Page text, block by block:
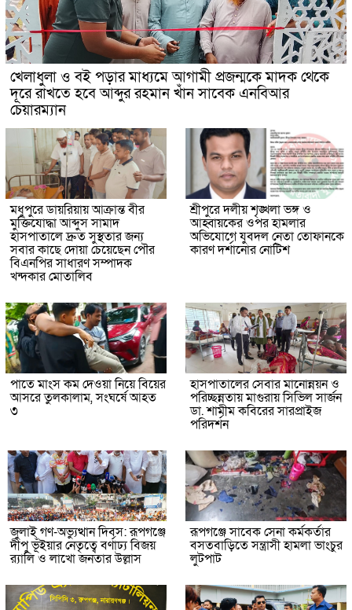
খেলাধুলা ও বই পড়ার মাধ্যমে আগামী প্রজন্মকে মাদক থেকে
দূরে রাখতে হবে আব্দুর রহমান খাঁন সাবেক এনবিআর
চেয়ারম্যান
মধুপুরে ডায়রিয়ায় আক্রান্ত বীর
মুক্তিযোদ্ধা আব্দুস সামাদ
হাসপাতালে দ্রুত সুস্থতার জন্য
সবার কাছে দোয়া চেয়েছেন পৌর
বিএনপির সাধারণ সম্পাদক
খন্দকার মোতালিব
শ্রীপুরে দলীয় শৃঙ্খলা ভঙ্গ ও
আহ্বায়কের ওপর হামলার
অভিযোগে যুবদল নেতা তোফানকে
কারণ দর্শানোর নোটিশ
পাতে মাংস কম দেওয়া নিয়ে বিয়ের
আসরে তুলকালাম, সংঘর্ষে আহত
৩
হাসপাতালের সেবার মানোন্নয়ন ও
পরিচ্ছন্নতায় মাগুরায় সিভিল সার্জন
ডা. শামীম কবিরের সারপ্রাইজ
পরিদর্শন
জুলাই গণ-অভ্যুত্থান দিবস: রূপগঞ্জে
দীপু ভূঁইয়ার নেতৃত্বে বর্ণাঢ্য বিজয়
র‌্যালি ও লাখো জনতার উল্লাস
রূপগঞ্জে সাবেক সেনা কর্মকর্তার
বসতবাড়িতে সন্ত্রাসী হামলা ভাংচুর
লুটপাট